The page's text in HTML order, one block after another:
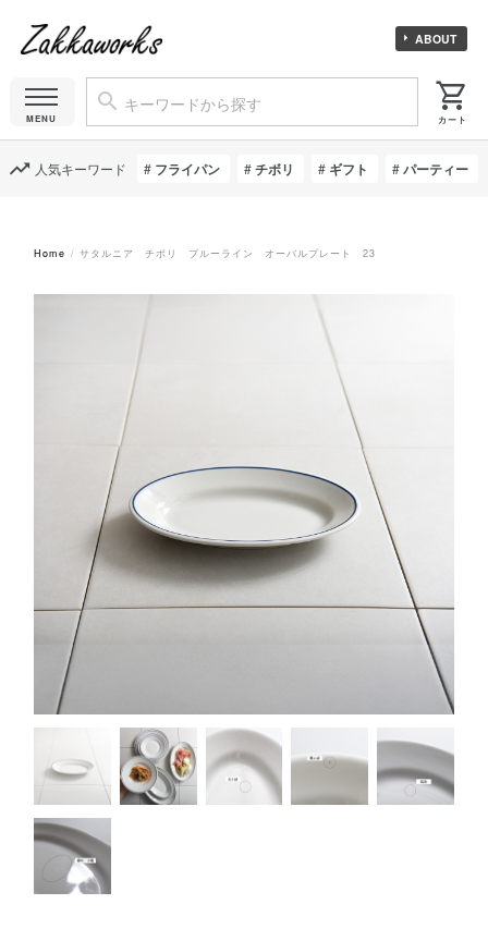
ABOUT
人気キーワード フライパン チボリ ギフト パーティー
Home サタルニア チボリ ブルーライン オーバルプレート 23